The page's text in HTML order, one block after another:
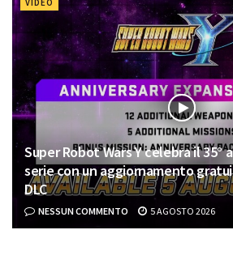
VIDEO
Super Robot Wars Y celebra il 35°
serie con un aggiornamento
DLC
NESSUN COMMENTO 5 AGOSTO 2026